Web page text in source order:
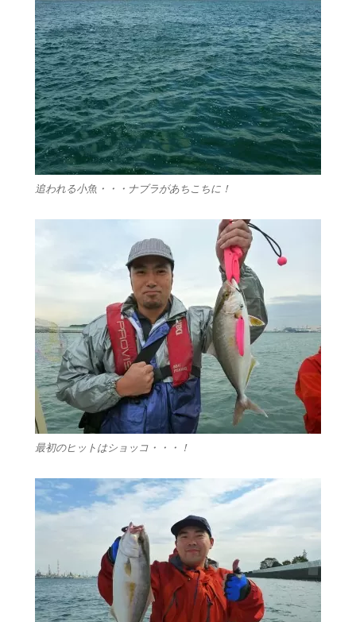
追われる小魚・・・ナブラがあちこちに！
最初のヒットはショッコ・・・！